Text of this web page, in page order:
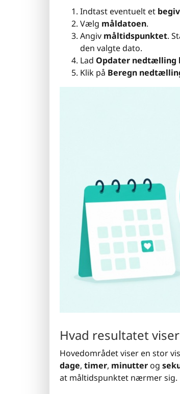
Indtast eventuelt et
Vælg måldatoen.
Angiv måltidspunktet.
den valgte dato.
Lad Opdater nedtælling
Klik på Beregn
Hvad resultatet viser
Hovedområdet viser en stor
dage, timer, minutter og
at måltidspunktet nærmer sig.